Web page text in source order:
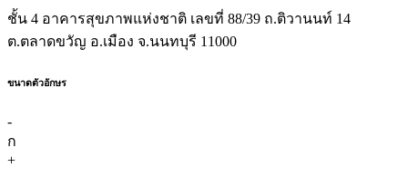
ชั้น 4 อาคารสุขภาพแห่งชาติ เลขที่ 88/39 ถ.ติวานนท์ 14
ต.ตลาดขวัญ อ.เมือง จ.นนทบุรี 11000
ขนาดตัวอักษร
-
ก
+